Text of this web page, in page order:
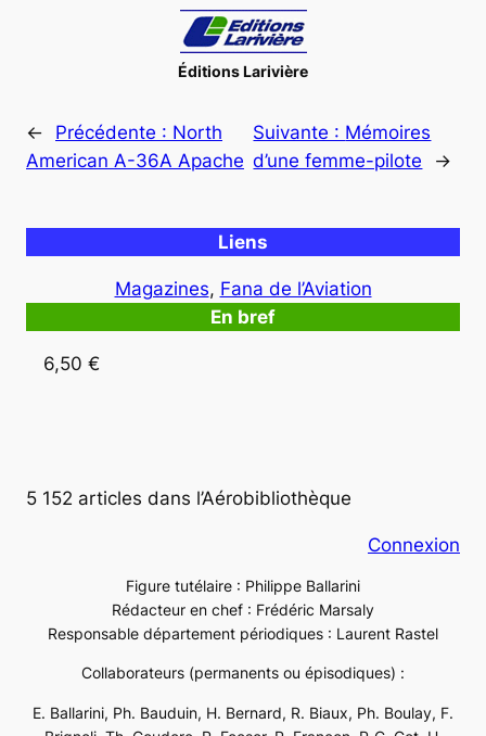
Éditions Larivière
← Précédente : North
American A-36A Apache
Suivante : Mémoires
d’une femme-pilote
→
Liens
Magazines, Fana de l’Aviation
En bref
6,50 €
5 152 articles dans l’Aérobibliothèque
Connexion
Figure tutélaire : Philippe Ballarini
Rédacteur en chef : Frédéric Marsaly
Responsable département périodiques : Laurent Rastel
Collaborateurs (permanents ou épisodiques) :
E. Ballarini, Ph. Bauduin, H. Bernard, R. Biaux, Ph. Boulay, F.